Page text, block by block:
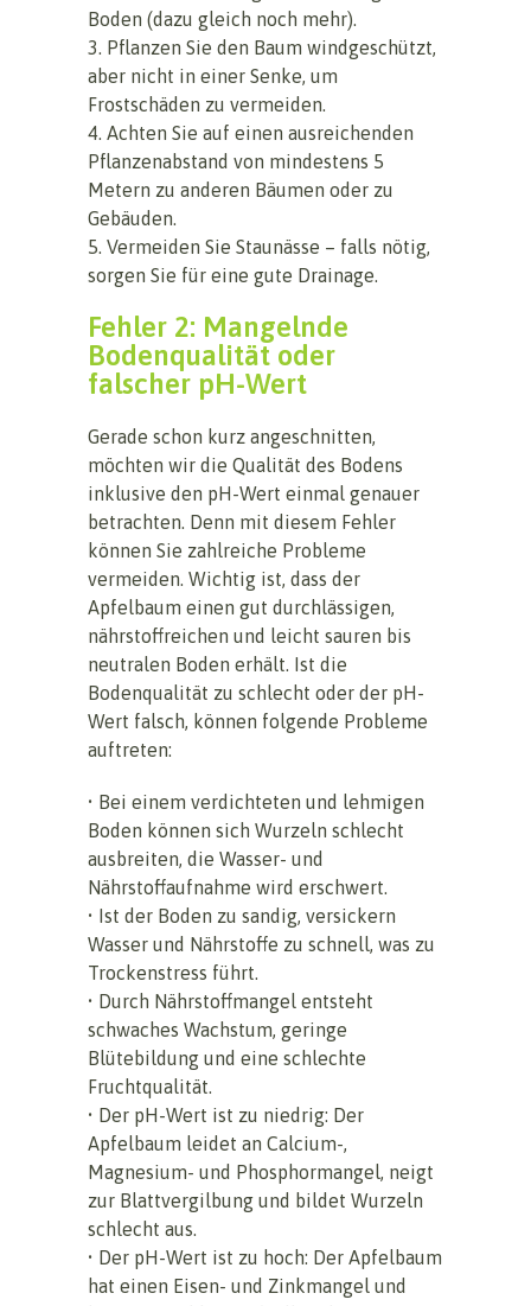
Boden (dazu gleich noch mehr).
3. Pflanzen Sie den Baum windgeschützt,
aber nicht in einer Senke, um
Frostschäden zu vermeiden.
4. Achten Sie auf einen ausreichenden
Pflanzenabstand von mindestens 5
Metern zu anderen Bäumen oder zu
Gebäuden.
5. Vermeiden Sie Staunässe – falls nötig,
sorgen Sie für eine gute Drainage.
Fehler 2: Mangelnde
Bodenqualität oder
falscher pH-Wert
Gerade schon kurz angeschnitten,
möchten wir die Qualität des Bodens
inklusive den pH-Wert einmal genauer
betrachten. Denn mit diesem Fehler
können Sie zahlreiche Probleme
vermeiden. Wichtig ist, dass der
Apfelbaum einen gut durchlässigen,
nährstoffreichen und leicht sauren bis
neutralen Boden erhält. Ist die
Bodenqualität zu schlecht oder der pH-
Wert falsch, können folgende Probleme
auftreten:
• Bei einem verdichteten und lehmigen
Boden können sich Wurzeln schlecht
ausbreiten, die Wasser- und
Nährstoffaufnahme wird erschwert.
• Ist der Boden zu sandig, versickern
Wasser und Nährstoffe zu schnell, was zu
Trockenstress führt.
• Durch Nährstoffmangel entsteht
schwaches Wachstum, geringe
Blütebildung und eine schlechte
Fruchtqualität.
• Der pH-Wert ist zu niedrig: Der
Apfelbaum leidet an Calcium-,
Magnesium- und Phosphormangel, neigt
zur Blattvergilbung und bildet Wurzeln
schlecht aus.
• Der pH-Wert ist zu hoch: Der Apfelbaum
hat einen Eisen- und Zinkmangel und